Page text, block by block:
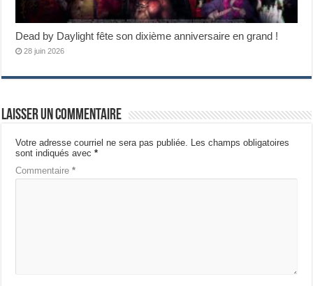
Dead by Daylight fête son dixième anniversaire en grand !
28 juin 2026
Laisser un commentaire
Votre adresse courriel ne sera pas publiée.
Les champs obligatoires
sont indiqués avec*
Commentaire*